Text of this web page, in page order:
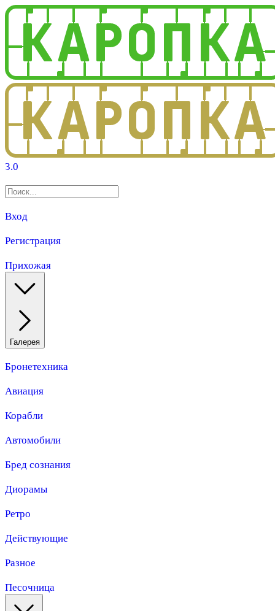
3.0
Вход
Регистрация
Прихожая
Галерея
Бронетехника
Авиация
Корабли
Автомобили
Бред сознания
Диорамы
Ретро
Действующие
Разное
Песочница